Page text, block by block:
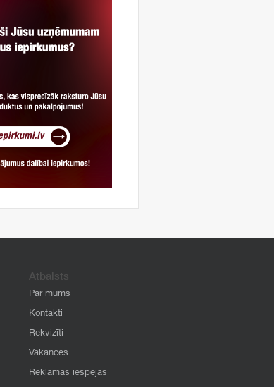
Atbalsts
Par mums
Kontakti
Rekvizīti
Vakances
Reklāmas iespējas